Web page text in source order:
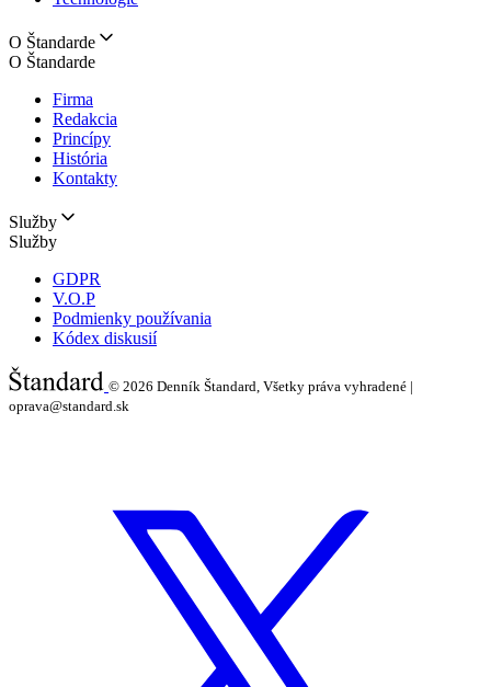
O Štandarde
O Štandarde
Firma
Redakcia
Princípy
História
Kontakty
Služby
Služby
GDPR
V.O.P
Podmienky používania
Kódex diskusií
© 2026 Denník Štandard, Všetky práva vyhradené |
oprava@standard.sk